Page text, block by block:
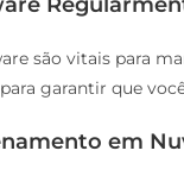
são vitais para
garantir que
em